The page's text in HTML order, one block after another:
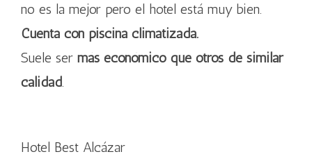
no es la mejor pero el hotel está muy bien.
Cuenta con piscina climatizada.
Suele ser más económico que otros de similar
calidad.
Hotel Best Alcázar